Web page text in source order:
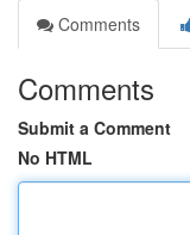
Comments
Comments
Submit a Comment
No HTML